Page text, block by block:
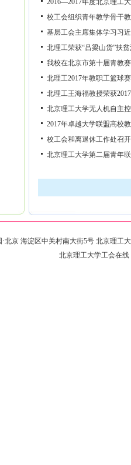
2016—2017年度北京理工
校工会组织青年教学骨干
基层工会主席集体学习习
北理工荣获“吕梁山货”扶
我校在北京市第十届青教
北理工2017年教职工篮球
北理工王海福教授荣获
北京理工大学无人机自主
2017年卓越大学联盟高校
校工会和离退休工作处召
北京理工大学第二届青年
北京 海淀区中关村南大街5号 北京理工大
北京理工大学工会在线